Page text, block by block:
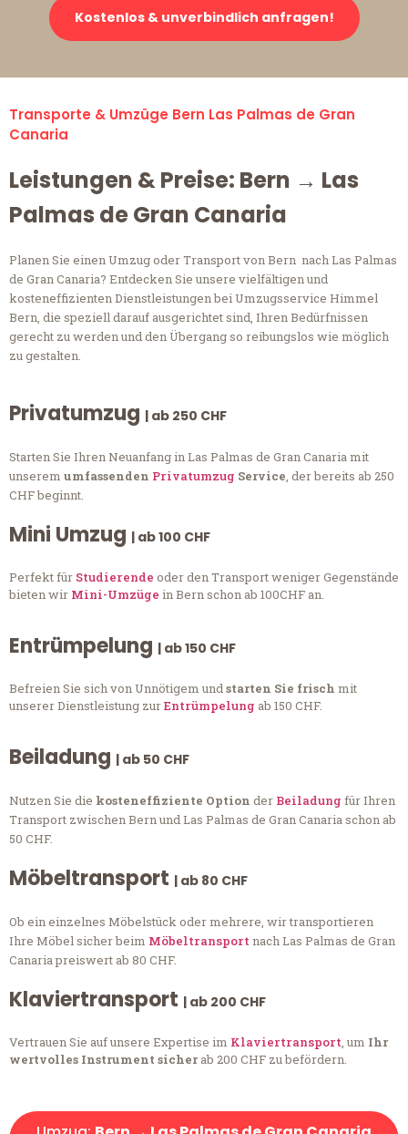
Kostenlos & unverbindlich anfragen!
Transporte & Umzüge Bern Las Palmas de Gran
Canaria
Leistungen & Preise: Bern → Las
Palmas de Gran Canaria
Planen Sie einen Umzug oder Transport von Bern nach Las Palmas
de Gran Canaria? Entdecken Sie unsere vielfältigen und
kosteneffizienten Dienstleistungen bei Umzugsservice Himmel
Bern, die speziell darauf ausgerichtet sind, Ihren Bedürfnissen
gerecht zu werden und den Übergang so reibungslos wie möglich
zu gestalten.
Privatumzug | ab 250 CHF
Starten Sie Ihren Neuanfang in Las Palmas de Gran Canaria mit
unserem umfassenden Privatumzug Service, der bereits ab 250
CHF beginnt.
Mini Umzug | ab 100 CHF
Perfekt für Studierende oder den Transport weniger Gegenstände
bieten wir Mini-Umzüge in Bern schon ab 100CHF an.
Entrümpelung | ab 150 CHF
Befreien Sie sich von Unnötigem undstarten Sie frisch mit
unserer Dienstleistung zurEntrümpelung ab 150 CHF.
Beiladung | ab 50 CHF
Nutzen Sie die kosteneffiziente Option der Beiladung für Ihren
Transport zwischen Bern und Las Palmas de Gran Canaria schon ab
50 CHF.
Möbeltransport | ab 80 CHF
Ob ein einzelnes Möbelstück oder mehrere, wir transportieren
Ihre Möbel sicher beim Möbeltransportnach Las Palmas de Gran
Canaria preiswert ab 80 CHF.
Klaviertransport | ab 200 CHF
Vertrauen Sie auf unsere Expertise im Klaviertransport, um Ihr
wertvolles Instrument sicherab 200 CHF zu befördern.